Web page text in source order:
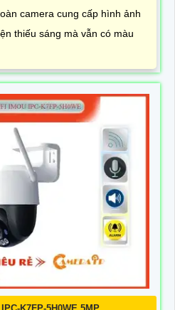
camera cung cấp hình ảnh
thiếu sáng mà vẫn có màu